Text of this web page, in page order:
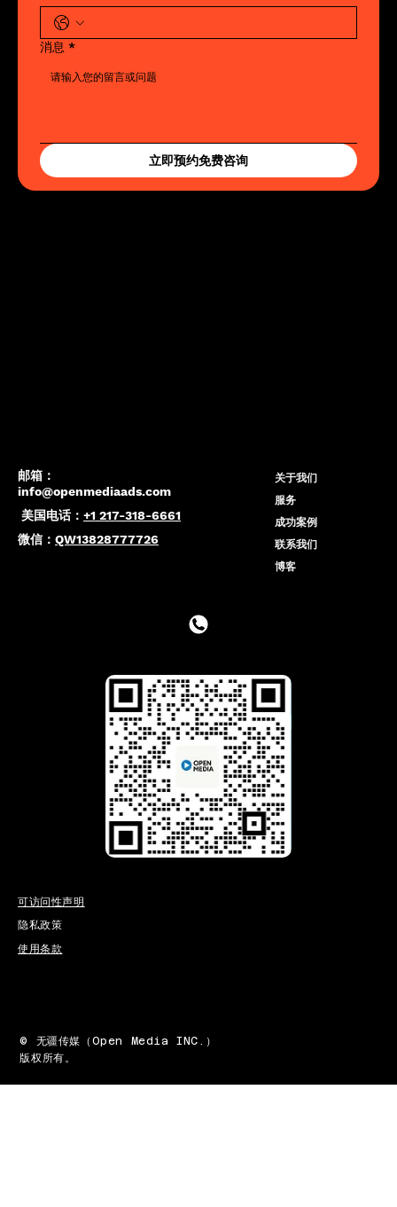
邮箱：
info@openmediaads.com
美国电话： +1 217-318-6661
微信： QW13828777726
关于我们
服务
成功案例
联系我们
博客
消息 *
立即预约免费咨询
可访问性声明
隐私政策
使用条款
© 无疆传媒（Open Media INC.）
版权所有。